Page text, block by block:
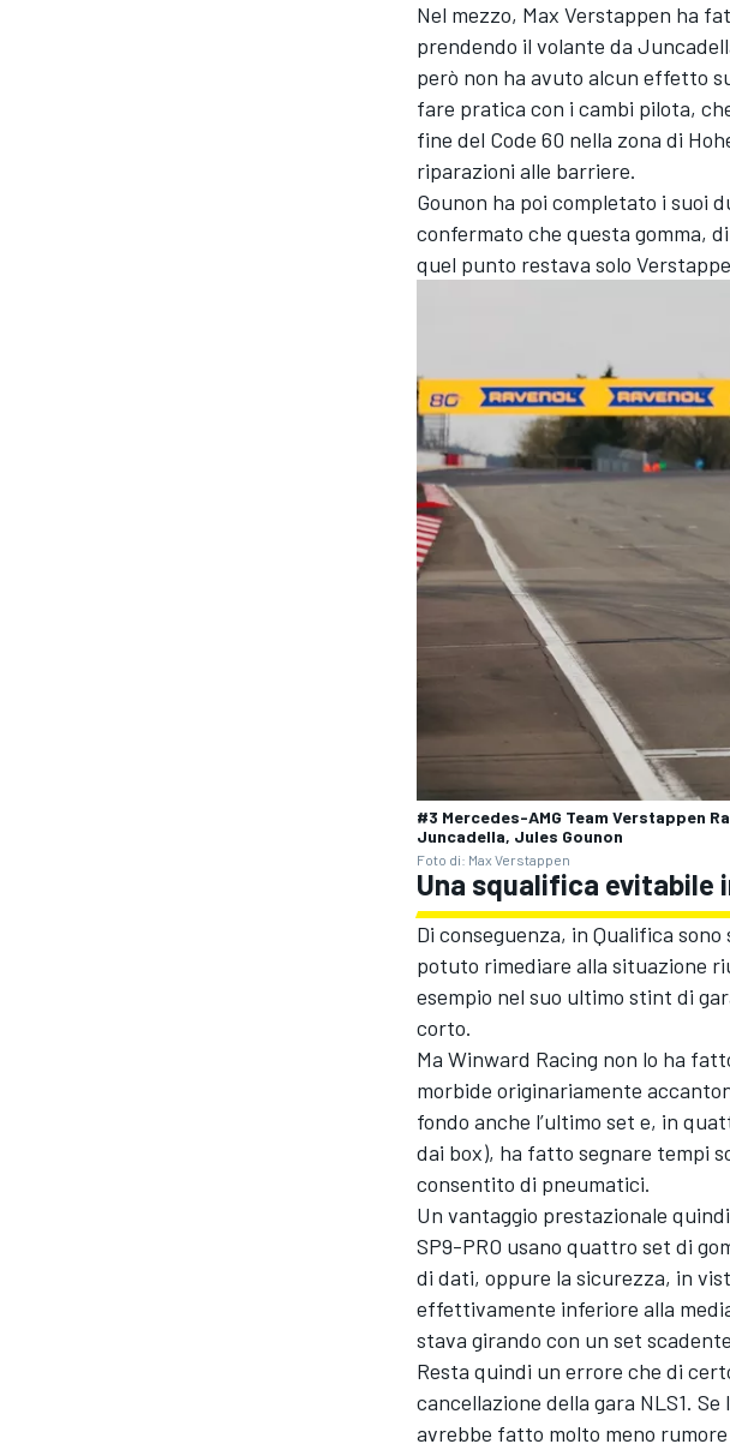
Nel mezzo, Max Verstappen ha
prendendo il volante da
però non ha avuto alcun effetto
fare pratica con i cambi pilota,
fine del Code 60 nella zona di
riparazioni alle barriere.
Gounon ha poi completato i suoi
confermato che questa gomma,
quel punto restava solo
#3 Mercedes-AMG Team Verstappen
Juncadella, Jules Gounon
Foto di: Max Verstappen
Una squalifica evitabile
Di conseguenza, in Qualifica
potuto rimediare alla situazione
esempio nel suo ultimo stint di
corto.
Ma Winward Racing non lo ha
morbide originariamente
fondo anche l’ultimo set e, in
dai box), ha fatto segnare tempi
consentito di pneumatici.
Un vantaggio prestazionale
SP9-PRO usano quattro set di
di dati, oppure la sicurezza, in
effettivamente inferiore alla
stava girando con un set
Resta quindi un errore che di
cancellazione della gara NLS1.
avrebbe fatto molto meno